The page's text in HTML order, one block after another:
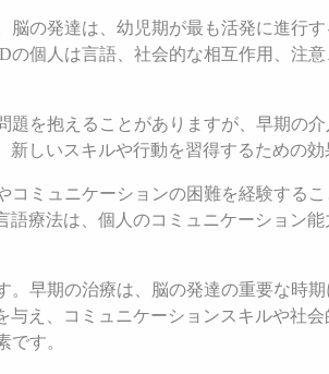
の発達は、幼児期が最も活発に進行
個人は言語、社会的な相互作用、注
を抱えることがありますが、早期の
しいスキルや行動を習得するための効
ミュニケーションの困難を経験する
療法は、個人のコミュニケーション
早期の治療は、脳の発達の重要な時
え、コミュニケーションスキルや社
す。